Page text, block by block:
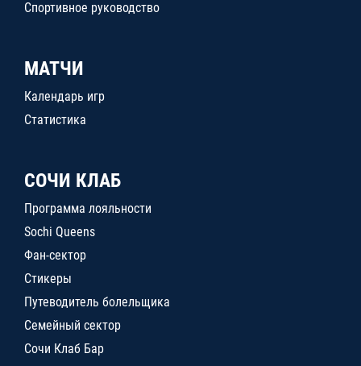
Спортивное руководство
МАТЧИ
Календарь игр
Статистика
СОЧИ КЛАБ
Программа лояльности
Sochi Queens
Фан-сектор
Стикеры
Путеводитель болельщика
Семейный сектор
Сочи Клаб Бар